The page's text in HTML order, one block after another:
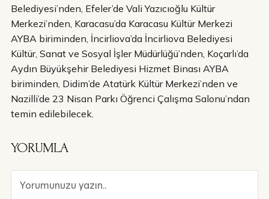
Belediyesi’nden, Efeler’de Vali Yazıcıoğlu Kültür
Merkezi’nden, Karacasu’da Karacasu Kültür Merkezi
AYBA biriminden, İncirliova’da İncirliova Belediyesi
Kültür, Sanat ve Sosyal İşler Müdürlüğü’nden, Koçarlı’da
Aydın Büyükşehir Belediyesi Hizmet Binası AYBA
biriminden, Didim’de Atatürk Kültür Merkezi’nden ve
Nazilli’de 23 Nisan Parkı Öğrenci Çalışma Salonu’ndan
temin edilebilecek.
YORUMLA